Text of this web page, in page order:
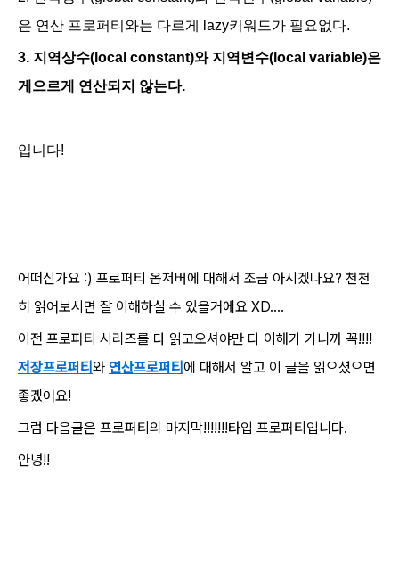
은 연산 프로퍼티와는 다르게 lazy키워드가 필요없다.
3. 지역상수(local constant)와 지역변수(local variable)은
게으르게 연산되지 않는다.
입니다!
어떠신가요 :) 프로퍼티 옵저버에 대해서 조금 아시겠나요? 천천
히 읽어보시면 잘 이해하실 수 있을거에요 XD....
이전 프로퍼티 시리즈를 다 읽고오셔야만 다 이해가 가니까 꼭!!!!
저장프로퍼티 와 연산프로퍼티 에 대해서 알고 이 글을 읽으셨으면
좋겠어요!
그럼 다음글은 프로퍼티의 마지막!!!!!!!타입 프로퍼티입니다.
안녕!!